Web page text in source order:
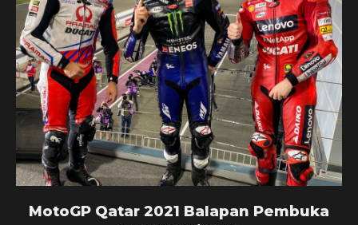
MotoGP Qatar 2021 Balapan Pembuka